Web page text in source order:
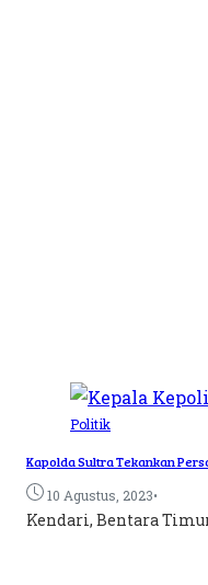
Politik
Kapolda Sultra Tekankan
10 Agustus, 2023•
Kendari, Bentara